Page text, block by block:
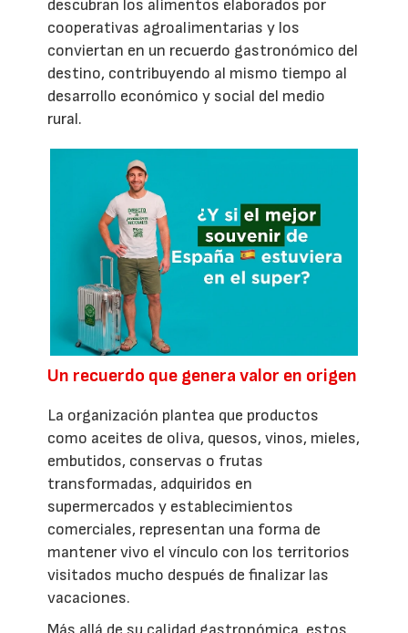
descubran los alimentos elaborados por
cooperativas agroalimentarias y los
conviertan en un recuerdo gastronómico del
destino, contribuyendo al mismo tiempo al
desarrollo económico y social del medio
rural.
Un recuerdo que genera valor en origen
La organización plantea que productos
como aceites de oliva, quesos, vinos, mieles,
embutidos, conservas o frutas
transformadas, adquiridos en
supermercados y establecimientos
comerciales, representan una forma de
mantener vivo el vínculo con los territorios
visitados mucho después de finalizar las
vacaciones.